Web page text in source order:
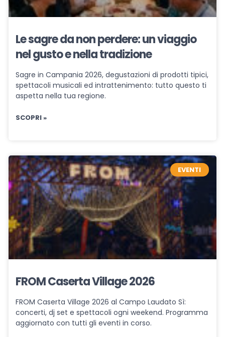
Le sagre da non perdere: un viaggio
nel gusto e nella tradizione
Sagre in Campania 2026, degustazioni di prodotti tipici,
spettacoli musicali ed intrattenimento: tutto questo ti
aspetta nella tua regione.
SCOPRI »
EVENTI
FROM Caserta Village 2026
FROM Caserta Village 2026 al Campo Laudato Sì:
concerti, dj set e spettacoli ogni weekend. Programma
aggiornato con tutti gli eventi in corso.